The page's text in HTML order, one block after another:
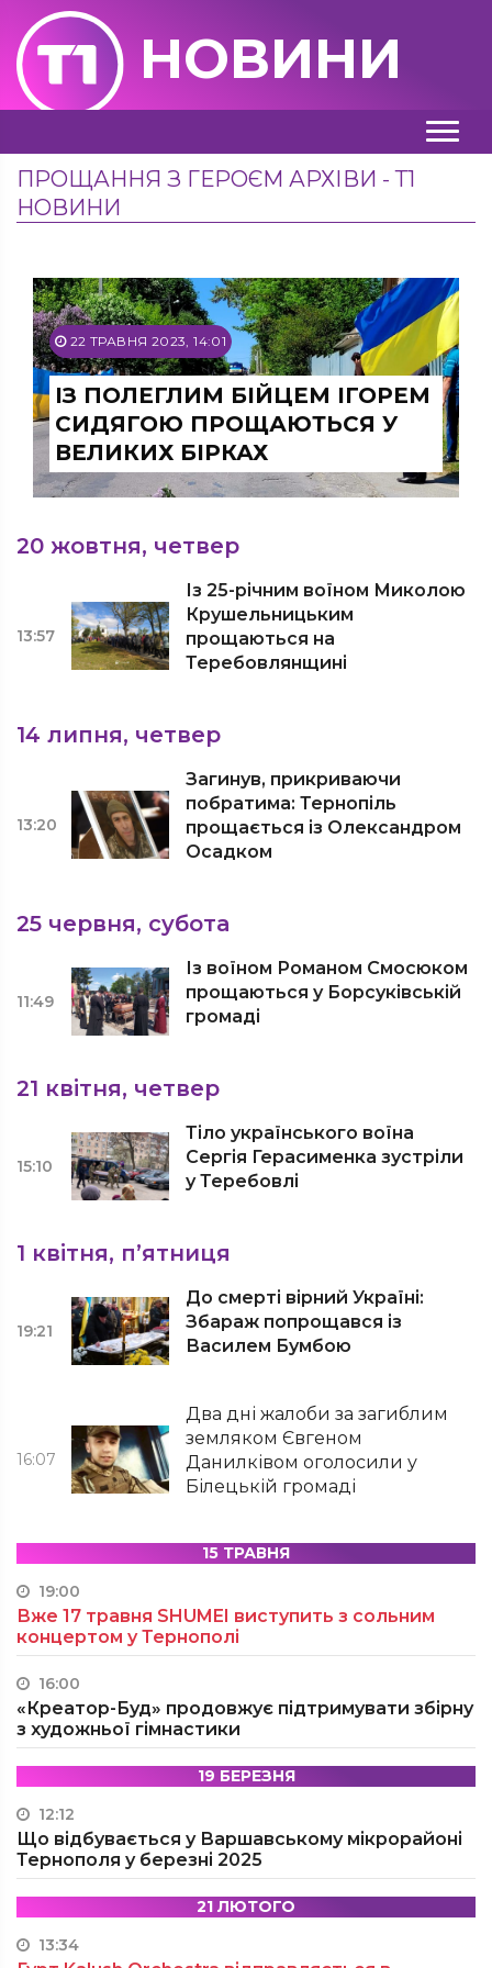
НОВИНИ
ПРОЩАННЯ З ГЕРОЄМ АРХІВИ - Т1
НОВИНИ
22 ТРАВНЯ 2023, 14:01
ІЗ ПОЛЕГЛИМ БІЙЦЕМ ІГОРЕМ
СИДЯГОЮ ПРОЩАЮТЬСЯ У
ВЕЛИКИХ БІРКАХ
20 жовтня, четвер
13:57
Із 25-річним воїном Миколою
Крушельницьким
прощаються на
Теребовлянщині
14 липня, четвер
13:20
Загинув, прикриваючи
побратима: Тернопіль
прощається із Олександром
Осадком
25 червня, субота
11:49
Із воїном Романом Смосюком
прощаються у Борсуківській
громаді
21 квітня, четвер
15:10
Тіло українського воїна
Сергія Герасименка зустріли
у Теребовлі
1 квітня, п’ятниця
19:21
До смерті вірний Україні:
Збараж попрощався із
Василем Бумбою
16:07
Два дні жалоби за загиблим
земляком Євгеном
Данилківом оголосили у
Білецькій громаді
15 ТРАВНЯ
19:00
Вже 17 травня SHUMEI виступить з сольним
концертом у Тернополі
16:00
«Креатор-Буд» продовжує підтримувати збірну
з художньої гімнастики
19 БЕРЕЗНЯ
12:12
Що відбувається у Варшавському мікрорайоні
Тернополя у березні 2025
21 ЛЮТОГО
13:34